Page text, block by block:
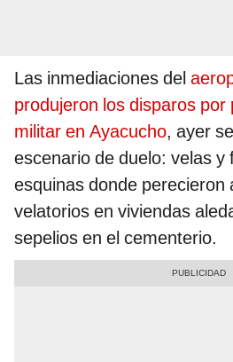
Las inmediaciones del
produjeron los disparos
militar en Ayacucho, ayer
escenario de duelo: velas y
esquinas donde perecieron
velatorios en viviendas
sepelios en el cementerio.